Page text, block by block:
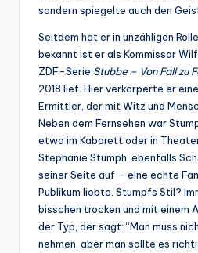
sondern spiegelte auch den
Seitdem hat er in unzähligen
bekannt ist er als Kommissar
ZDF-Serie Stubbe – Von Fall zu
2018 lief. Hier verkörperte er
Ermittler, der mit Witz und
Neben dem Fernsehen war
etwa im Kabarett oder in
Stephanie Stumph, ebenfalls
seiner Seite auf – eine echte
Publikum liebte. Stumpfs Stil?
bisschen trocken und mit einem
der Typ, der sagt: “Man muss
nehmen, aber man sollte es